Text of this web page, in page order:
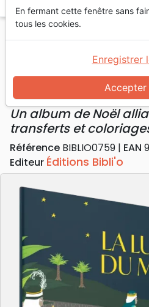
Accueil
Jeunesse
Lumière du monde (La) -
textes bibliques, transferts
La lumière du
Un album de Noël
transferts et
Référence BIBLIO0759 EAN
Editeur Éditions Bibli'o
En fermant cette fenêtre sans
tous les cookies.
Accepter
Enregistrer